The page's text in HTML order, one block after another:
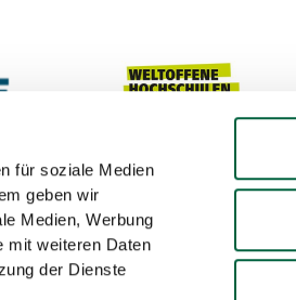
für soziale Medien
geben wir
Medien, Werbung
mit weiteren Daten
der Dienste